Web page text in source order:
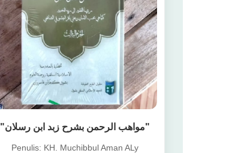
"مواهب الرحمن بشرح زبد ابن رسلان"
Penulis: KH. Muchibbul Aman ALy